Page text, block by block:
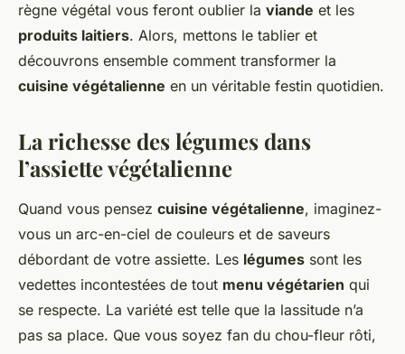
règne végétal vous feront oublier la viande et les
produits laitiers. Alors, mettons le tablier et
découvrons ensemble comment transformer la
cuisine végétalienne en un véritable festin quotidien.
La richesse des légumes dans
l’assiette végétalienne
Quand vous pensez cuisine végétalienne, imaginez-
vous un arc-en-ciel de couleurs et de saveurs
débordant de votre assiette. Les légumes sont les
vedettes incontestées de tout menu végétarien qui
se respecte. La variété est telle que la lassitude n’a
pas sa place. Que vous soyez fan du chou-fleur rôti,